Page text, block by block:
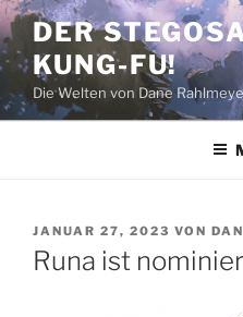
Zum
Inhalt
springen
DER
KUNG-FU!
Die Welten von Dane
VERÖFFENTLICHT
AM
JANUAR 27, 2023 VON
Runa ist